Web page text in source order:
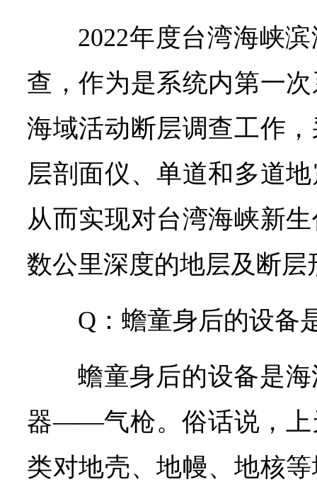
2022年度台湾海峡
查，作为是系统内第一
海域活动断层调查工作
层剖面仪、单道和多道
从而实现对台湾海峡新
数公里深度的地层及断层
Q：蟾童身后的设备
蟾童身后的设备是
器——气枪。俗话说，上
类对地壳、地幔、地核